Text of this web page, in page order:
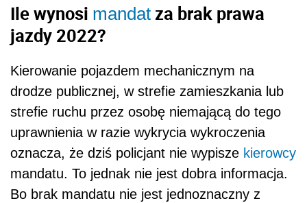
Ile wynosi mandat za brak prawa
jazdy 2022?
Kierowanie pojazdem mechanicznym na
drodze publicznej, w strefie zamieszkania lub
strefie ruchu przez osobę niemającą do tego
uprawnienia w razie wykrycia wykroczenia
oznacza, że dziś policjant nie wypisze kierowcy
mandatu. To jednak nie jest dobra informacja.
Bo brak mandatu nie jest jednoznaczny z